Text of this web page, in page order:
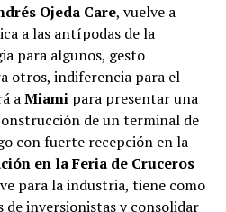
respuesta clara sobre
“Preocupa esta situación,
trabajándose desde
en riesgo por la falta de
Vélez, la alcaldesa Javiera
la Subdere ha apoyado
proyectos y que confía en
nuevos recursos, aunque
Ojeda Care, vuelve a
a las antípodas de la
para algunos, gesto
otros, indiferencia para el
aMiamipara presentar una
de un terminal de
con fuerte recepción en la
en la Feria de Cruceros
para la industria, tiene como
inversionistas y consolidar